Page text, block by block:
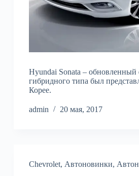
Hyundai Sonata – обновленный
гибридного типа был
Корее.
admin 20 мая, 2017
Chevrolet, Автоновинки,